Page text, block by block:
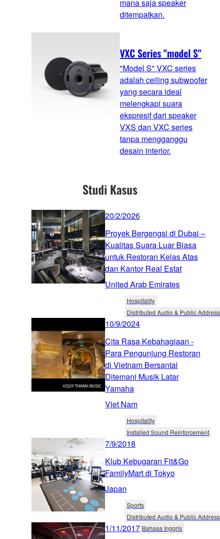
mana saja speaker
ditempatkan.
VXC Series "model S"
"Model S" VXC series
adalah ceiling subwoofer
yang secara ideal
melengkapi suara
ekspresif dari speaker
VXS dan VXC series
tanpa mengganggu
desain interior.
Studi Kasus
20/2/2026
Proyek Bergengsi di Dubai –
Kualitas Suara Luar Biasa
untuk Restoran Kelas Atas
dan Kantor Real Estat
United Arab Emirates
Hospitality
Distributed Audio & Public Address
10/9/2024
Cita Rasa Kebahagiaan -
Para Pengunjung Restoran
di Vietnam Bersantai
Ditemani Musik Latar
Yamaha
Viet Nam
Hospitality
Installed Sound Reinforcement
7/9/2018
Klub Kebugaran Fit&Go
FamilyMart di Tokyo
Japan
Sports
Distributed Audio & Public Address
1/11/2017 Bahasa Inggris